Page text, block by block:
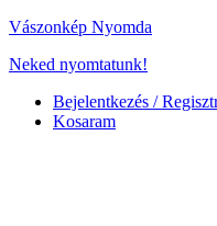
Vászonkép Nyomda
Neked nyomtatunk!
Bejelentkezés /
Kosaram